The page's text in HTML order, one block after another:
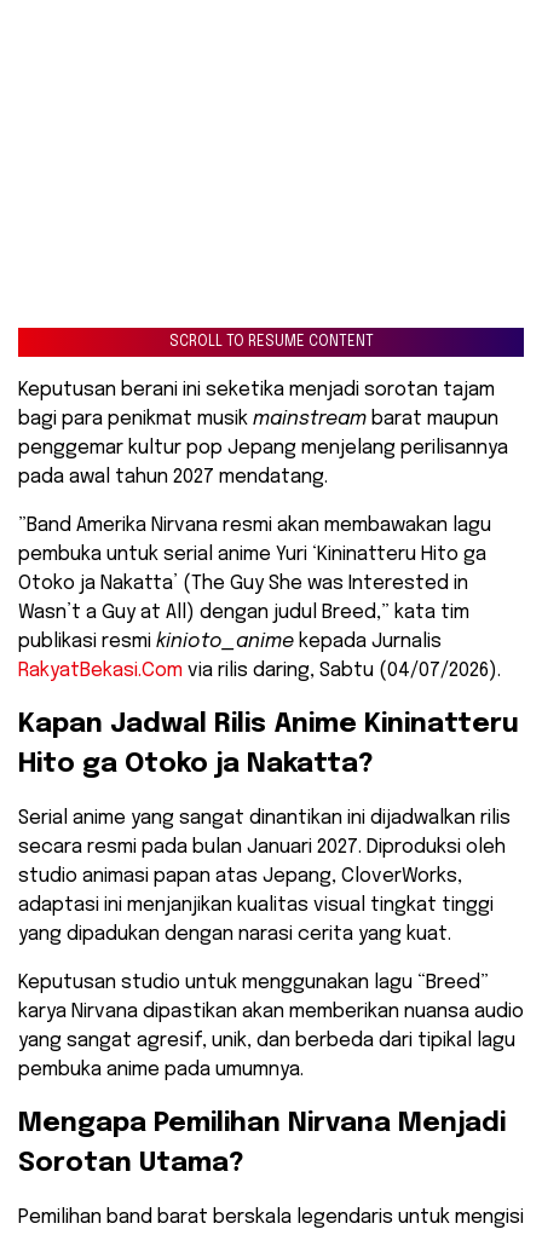
SCROLL TO RESUME CONTENT
Keputusan berani ini seketika menjadi sorotan tajam
bagi para penikmat musik mainstream barat maupun
penggemar kultur pop Jepang menjelang perilisannya
pada awal tahun 2027 mendatang.
​”Band Amerika Nirvana resmi akan membawakan lagu
pembuka untuk serial anime Yuri ‘Kininatteru Hito ga
Otoko ja Nakatta’ (The Guy She was Interested in
Wasn’t a Guy at All) dengan judul Breed,” kata tim
publikasi resmi kinioto_anime kepada Jurnalis
RakyatBekasi.Com via rilis daring, Sabtu (04/07/2026).
​Kapan Jadwal Rilis Anime Kininatteru
Hito ga Otoko ja Nakatta?
​Serial anime yang sangat dinantikan ini dijadwalkan rilis
secara resmi pada bulan Januari 2027. Diproduksi oleh
studio animasi papan atas Jepang, CloverWorks,
adaptasi ini menjanjikan kualitas visual tingkat tinggi
yang dipadukan dengan narasi cerita yang kuat.
​Keputusan studio untuk menggunakan lagu “Breed”
karya Nirvana dipastikan akan memberikan nuansa audio
yang sangat agresif, unik, dan berbeda dari tipikal lagu
pembuka anime pada umumnya.
​Mengapa Pemilihan Nirvana Menjadi
Sorotan Utama?
​Pemilihan band barat berskala legendaris untuk mengisi